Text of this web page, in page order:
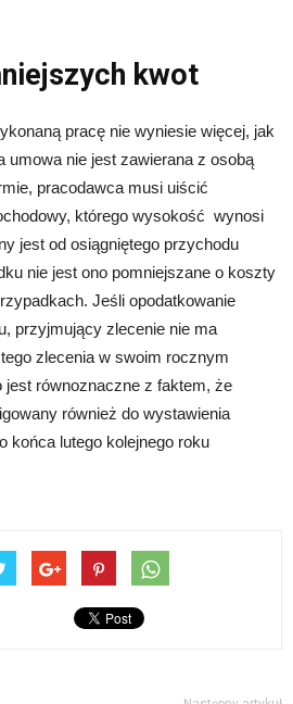
kwot
pracę nie wyniesie więcej, jak
umowa nie jest zawierana z osobą
pracodawca musi uiścić
którego wysokość wynosi
jest od osiągniętego przychodu
nie jest ono pomniejszane o koszty
Jeśli opodatkowanie
przyjmujący zlecenie nie ma
zlecenia w swoim rocznym
jest równoznaczne z faktem, że
również do wystawienia
końca lutego kolejnego roku